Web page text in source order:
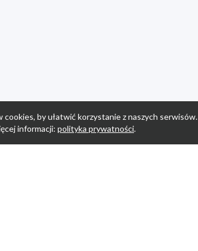
cookies, by ułatwić korzystanie z naszych
informacji: polityka prywatności.